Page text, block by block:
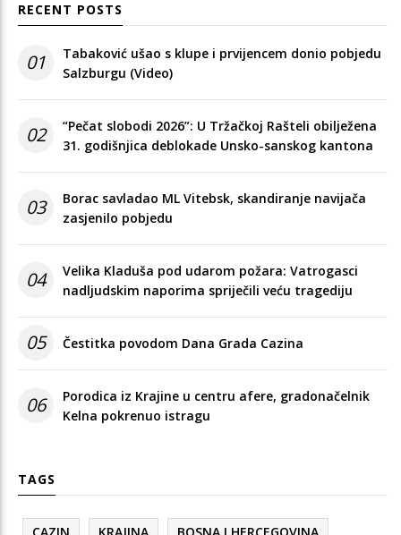
RECENT POSTS
01
Tabaković ušao s klupe i prvijencem donio pobjedu
Salzburgu (Video)
02
“Pečat slobodi 2026”: U Tržačkoj Rašteli obilježena
31. godišnjica deblokade Unsko-sanskog kantona
03
Borac savladao ML Vitebsk, skandiranje navijača
zasjenilo pobjedu
04
Velika Kladuša pod udarom požara: Vatrogasci
nadljudskim naporima spriječili veću tragediju
05 Čestitka povodom Dana Grada Cazina
06
Porodica iz Krajine u centru afere, gradonačelnik
Kelna pokrenuo istragu
TAGS